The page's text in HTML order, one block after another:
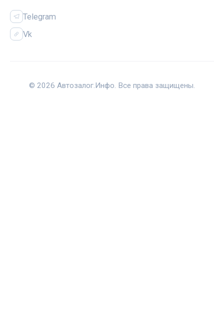
Telegram
Vk
© 2026 Автозалог.Инфо. Все права защищены.